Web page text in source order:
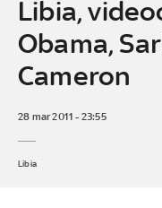
Libia,
Obama,
Cameron
28 mar 2011 - 23:55
Libia